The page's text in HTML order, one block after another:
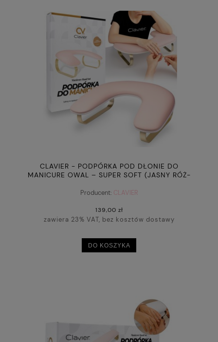
CLAVIER - PODPÓRKA POD DŁONIE DO
MANICURE OWAL – SUPER SOFT (JASNY RÓŻ-
Producent: CLAVIER
139,00 zł
zawiera 23% VAT, bez kosztów dostawy
DO KOSZYKA